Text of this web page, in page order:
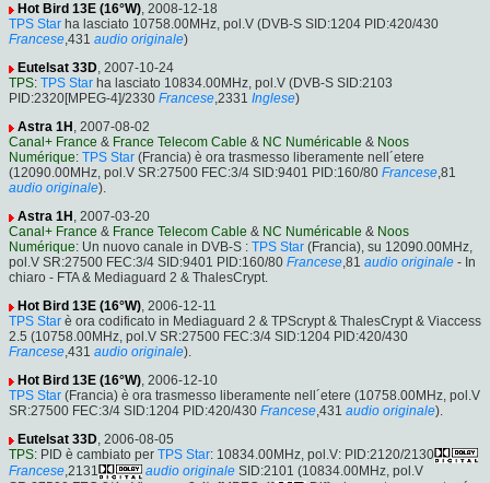
Hot Bird 13E (16°W), 2008-12-18
TPS Star ha lasciato 10758.00MHz, pol.V (DVB-S SID:1204 PID:420/430
Francese,431 audio originale)
Eutelsat 33D, 2007-10-24
TPS: TPS Star ha lasciato 10834.00MHz, pol.V (DVB-S SID:2103
PID:2320[MPEG-4]/2330 Francese,2331 Inglese)
Astra 1H , 2007-08-02
Canal+ France & France Telecom Cable & NC Numéricable & Noos
Numérique: TPS Star (Francia) è ora trasmesso liberamente nell´etere
(12090.00MHz, pol.V SR:27500 FEC:3/4 SID:9401 PID:160/80 Francese,81
audio originale).
Astra 1H , 2007-03-20
Canal+ France & France Telecom Cable & NC Numéricable & Noos
Numérique: Un nuovo canale in DVB-S : TPS Star (Francia), su 12090.00MHz,
pol.V SR:27500 FEC:3/4 SID:9401 PID:160/80 Francese,81 audio originale - In
chiaro - FTA & Mediaguard 2 & ThalesCrypt.
Hot Bird 13E (16°W), 2006-12-11
TPS Star è ora codificato in Mediaguard 2 & TPScrypt & ThalesCrypt & Viaccess
2.5 (10758.00MHz, pol.V SR:27500 FEC:3/4 SID:1204 PID:420/430
Francese,431 audio originale).
Hot Bird 13E (16°W), 2006-12-10
TPS Star (Francia) è ora trasmesso liberamente nell´etere (10758.00MHz, pol.V
SR:27500 FEC:3/4 SID:1204 PID:420/430 Francese,431 audio originale).
Eutelsat 33D, 2006-08-05
TPS: PID è cambiato per TPS Star: 10834.00MHz, pol.V: PID:2120/2130
Francese,2131 audio originale SID:2101 (10834.00MHz, pol.V